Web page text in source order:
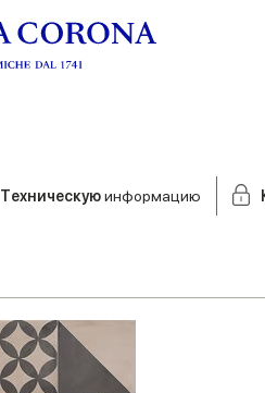
Tехническуюинформацию